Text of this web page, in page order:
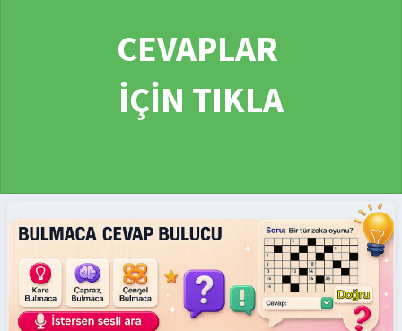
CEVAPLAR
İÇİN TIKLA